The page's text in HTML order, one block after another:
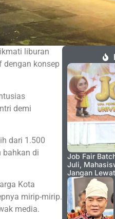
liburan
dengan konsep
demi
dari 1.500
bahkan di
Kota
mirip-mirip.
media.
Job Fair
Juli,
Jangan